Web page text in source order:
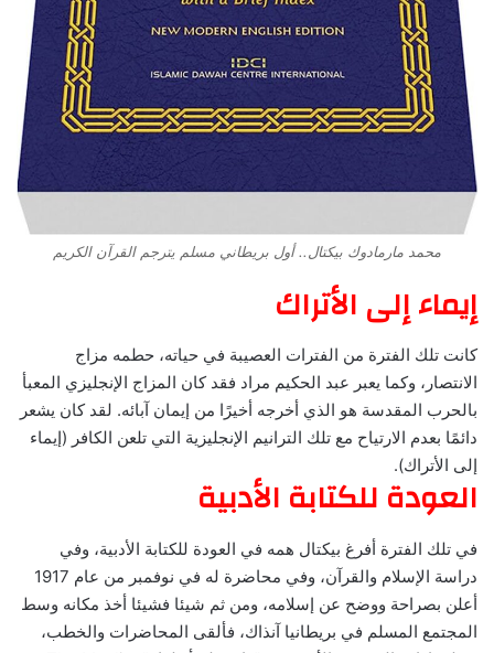
محمد مارمادوك بيكتال.. أول بريطاني مسلم يترجم القرآن الكريم
إيماء إلى الأتراك
كانت تلك الفترة من الفترات العصيبة في حياته، حطمه مزاج
الانتصار، وكما يعبر عبد الحكيم مراد فقد كان المزاج الإنجليزي المعبأ
بالحرب المقدسة هو الذي أخرجه أخيرًا من إيمان آبائه. لقد كان يشعر
دائمًا بعدم الارتياح مع تلك الترانيم الإنجليزية التي تلعن الكافر (إيماء
إلى الأتراك).
العودة للكتابة الأدبية
في تلك الفترة أفرغ بيكتال همه في العودة للكتابة الأدبية، وفي
دراسة الإسلام والقرآن، وفي محاضرة له في نوفمبر من عام 1917
أعلن بصراحة ووضح عن إسلامه، ومن ثم شيئا فشيئا أخذ مكانه وسط
المجتمع المسلم في بريطانيا آنذاك، فألقى المحاضرات والخطب،